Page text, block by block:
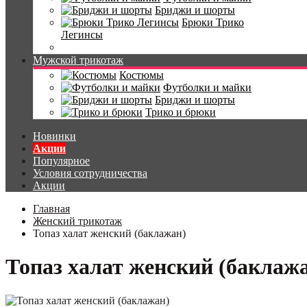
Бриджи и шорты
Брюки Трико
Легинсы
Мужской трикотаж
Костюмы
Футболки и майки
Бриджи и шорты
Трико и брюки
Новинки
Акции
Популярное
Условия сотрудничества
Акции
Главная
Женский трикотаж
Топаз халат женский (баклажан)
Топаз халат женский